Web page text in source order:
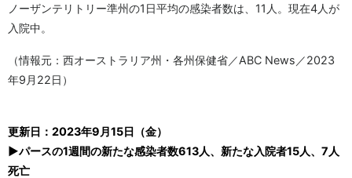
ノーザンテリトリー準州の1日平均の感染者数は、11人。現在4人が
入院中。
（情報元：西オーストラリア州・各州保健省／ABC News／2023
年9月22日）
更新日：2023年9月15日（金）
▶パースの1週間の新たな感染者数613人、新たな入院者15人、7人
死亡